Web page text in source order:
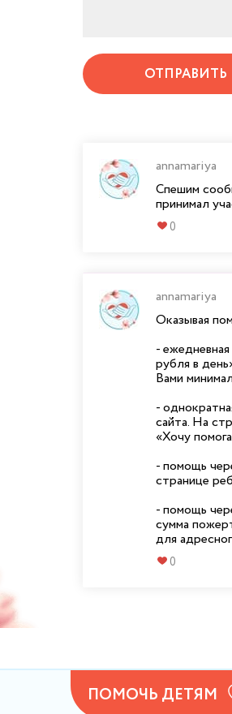
ОТПРАВИТЬ
annamariya
Спешим
принимал
0
annamariya
Оказывая
-
рубля в
Вами
-
сайта. На
«Хочу
- помощь
странице
- помощь
сумма
для
0
ПОМОЧЬ ДЕТЯМ